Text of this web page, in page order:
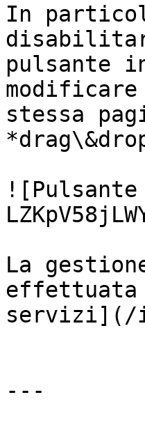
In
pulsante
stessa
La
effettuata
servizi](/
---